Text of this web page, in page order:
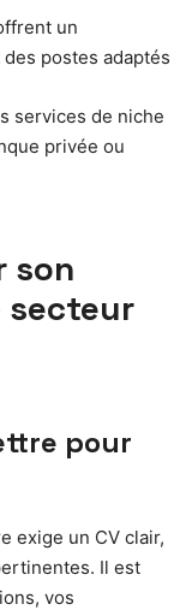
un
postes adaptés
services de niche
privée ou
son
secteur
pour
exige un CV clair,
Il est
vos